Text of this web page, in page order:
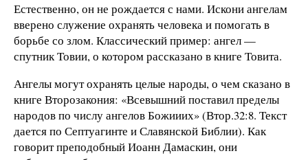
Естественно, он не рождается с нами. Искони ангелам
вверено служение охранять человека и помогать в
борьбе со злом. Классический пример: ангел —
спутник Товии, о котором рассказано в книге Товита.
Ангелы могут охранять целые народы, о чем сказано в
книге Второзакония: «Всевышний поставил пределы
народов по числу ангелов Божииих» (Втор.32:8. Текст
дается по Септуагинте и Славянской Библии). Как
говорит преподобный Иоанн Дамаскин, они